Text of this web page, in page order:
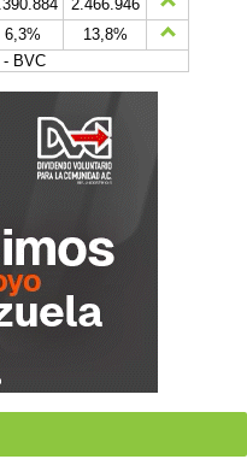
2.466.946
6,3%
13,8%
- BVC